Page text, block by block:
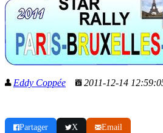
Eddy Coppée 2011-12-14
Partager X Email